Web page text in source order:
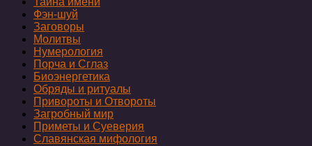
Фэн-шуй
Заговоры
Молитвы
Нумерология
Порча и Сглаз
Биоэнергетика
Обряды и ритуалы
Привороты и Отвороты
Загробный мир
Приметы и Суеверия
Славянская мифология